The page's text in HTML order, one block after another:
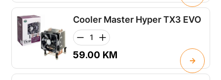
Cooler Master Hyper TX3 EVO
59.00 KM